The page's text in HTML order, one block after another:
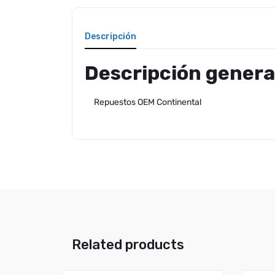
Descripción
Descripción
Repuestos OEM Continental
Related products